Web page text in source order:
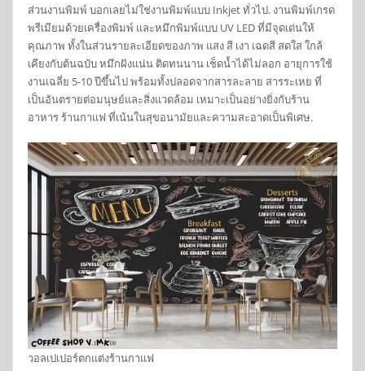
ส่วนงานพิมพ์ บอกเลยไม่ใช่งานพิมพ์แบบ Inkjet ทั่วไป. งานพิมพ์เกรด
พรีเมียมด้วยเครื่องพิมพ์ และหมึกพิมพ์แบบ UV LED ที่มีจุดเด่นให้
คุณภาพ ทั้งในส่วนรายละเอียดของภาพ แสง สี เงา เฉดสี สดใส ใกล้
เคียงกับต้นฉบับ หมึกฝังแน่น ติดทนนาน เช็ดน้ำได้ไม่ลอก อายุการใช้
งานเฉลี่ย 5-10 ปีขึ้นไป พร้อมทั้งปลอดจากสารละลาย สารระเหย ที่
เป็นอันตรายต่อมนุษย์และสิ่งแวดล้อม เหมาะเป็นอย่างยิ่งกับร้าน
อาหาร ร้านกาแฟ ที่เน้นในสุขอนามัยและความสะอาดเป็นพิเศษ.
วอลเปเปอร์ตกแต่งร้านกาแฟ